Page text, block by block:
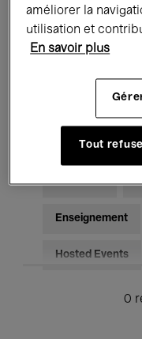
Expositions
Rencontres &
Musique
Musique
Pour tous
Enseignement
Hosted Events
0
améliorer la
utilisation et
En savoir plus
Tout